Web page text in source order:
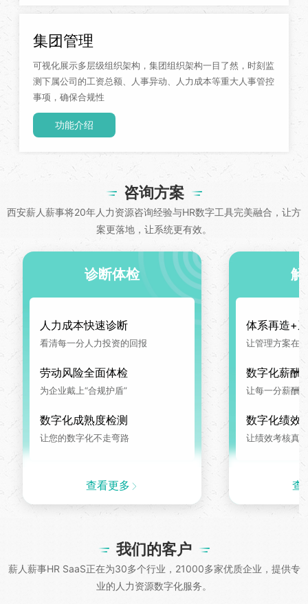
集团管理
可视化展示多层级组织架构，集团组织架构一目了然，时刻监
测下属公司的工资总额、人事异动、人力成本等重大人事管控
事项，确保合规性
功能介绍
咨询方案
西安薪人薪事将20年人力资源咨询经验与HR数字工具完美融合，让方
案更落地，让系统更有效。
诊断体检
人力成本快速诊断
看清每一分人力投资的回报
劳动风险全面体检
为企业戴上“合规护盾”
数字化成熟度检测
让您的数字化不走弯路
查看更多
解
体系再造+
让管理方案在
数字化薪酬
让每一分薪酬
数字化绩效
让绩效考核真
查
我们的客户
薪人薪事HR SaaS正在为30多个行业，21000多家优质企业，提供专
业的人力资源数字化服务。